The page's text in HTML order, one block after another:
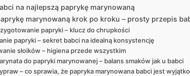
na najlepszą paprykę marynowaną
marynowaną krok po kroku – prosty przepis
papryki – klucz do chrupkości
papryki – sekret babci na idealną konsystencję
słoików – higiena przede wszystkim
do papryki marynowanej – balans smaków jak u babci
– co sprawia, że papryka marynowana babci jest